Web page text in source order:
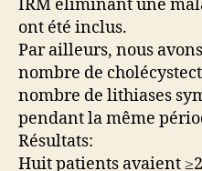
IRM éliminant une
ont été inclus.
Par ailleurs, nous
nombre de
nombre de lithiases
pendant la même
Résultats:
Huit patients avaient